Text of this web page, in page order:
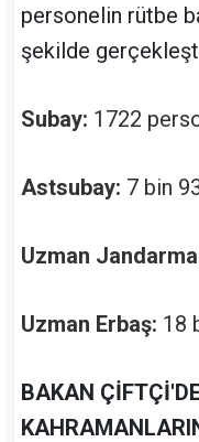
personelin rütbe
şekilde
Subay: 1722
Astsubay: 7 bin
Uzman
Uzman Erbaş: 18
BAKAN